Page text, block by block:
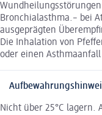
Bronchialasthma.– bei
ausgeprägten
Die Inhalation von
oder einen Asthmaanfall
Nicht über 25°C